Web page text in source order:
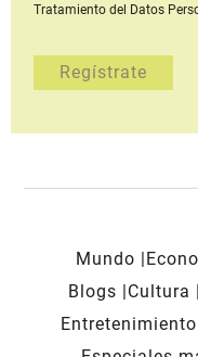
Tratamiento del Datos
Mundo
Blogs
Cultura
Entretenimiento